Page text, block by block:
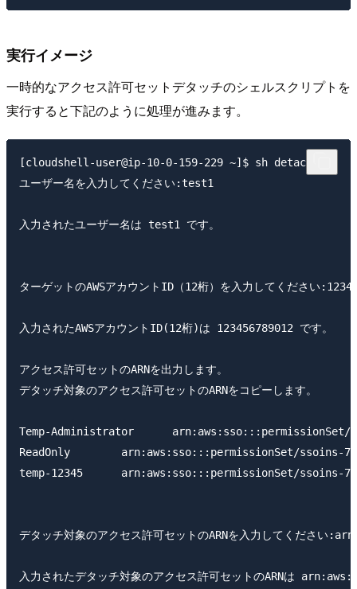
実行イメージ
一時的なアクセス許可セットデタッチのシェルスクリプトを
実行すると下記のように処理が進みます。
[cloudshell-user@ip-10-0-159-229 ~]$ sh detach.sh
ユーザー名を入力してください:test1
入力されたユーザー名は test1 です。
ターゲットのAWSアカウントID（12桁）を入力してください
入力されたAWSアカウントID(12桁)は 123456789012 です。
アクセス許可セットのARNを出力します。
デタッチ対象のアクセス許可セットのARNをコピーします。
Temp-Administrator      arn:aws:sso:::permissionSet/
ReadOnly        arn:aws:sso:::permissionSet/ssoins-
temp-12345      arn:aws:sso:::permissionSet/ssoins-
デタッチ対象のアクセス許可セットのARNを入力してくだ
入力されたデタッチ対象のアクセス許可セットのARNは